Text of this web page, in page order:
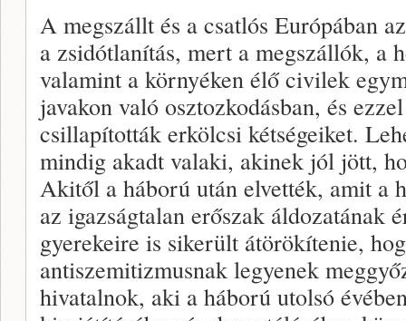
A megszállt és a csatlós Európában
a zsidótlanítás, mert a megszállók, a
valamint a környéken élő civilek
javakon való osztozkodásban, és
csillapították erkölcsi kétségeiket.
mindig akadt valaki, akinek jól jött,
Akitől a háború után elvették, amit a
az igazságtalan erőszak áldozatának
gyerekeire is sikerült átörökítenie,
antiszemitizmusnak legyenek
hivatalnok, aki a háború utolsó